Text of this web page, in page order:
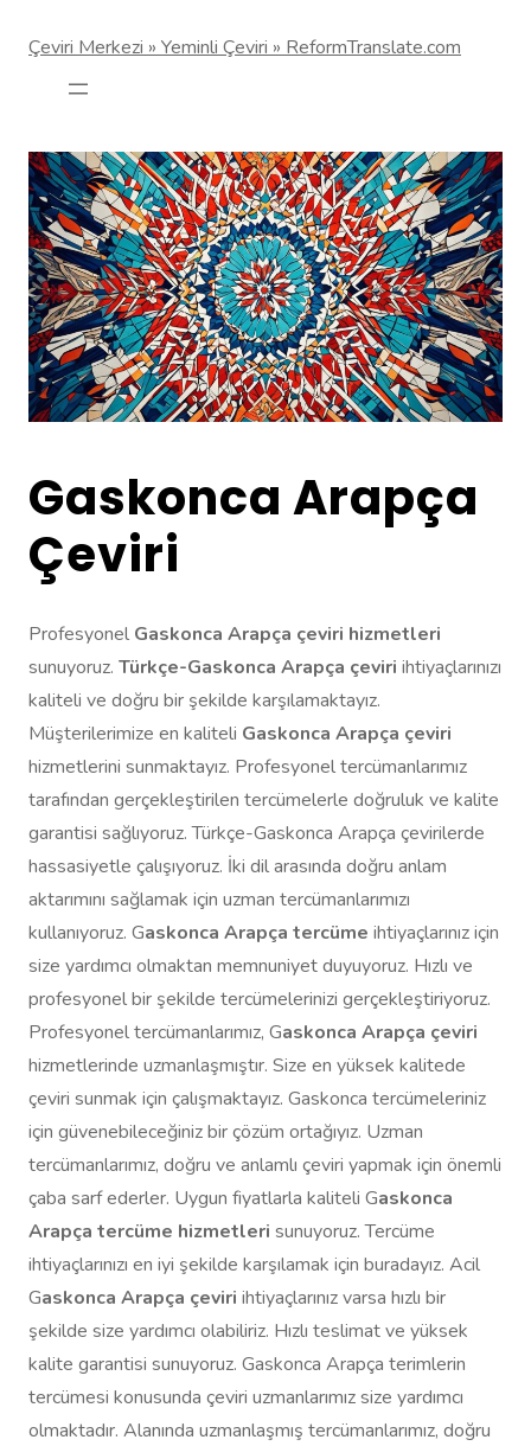
Çeviri Merkezi » Yeminli Çeviri » ReformTranslate.com
Gaskonca Arapça
Çeviri
Profesyonel Gaskonca Arapça çeviri hizmetleri
sunuyoruz. Türkçe-Gaskonca Arapça çeviri ihtiyaçlarınızı
kaliteli ve doğru bir şekilde karşılamaktayız.
Müşterilerimize en kaliteli Gaskonca Arapça çeviri
hizmetlerini sunmaktayız. Profesyonel tercümanlarımız
tarafından gerçekleştirilen tercümelerle doğruluk ve kalite
garantisi sağlıyoruz. Türkçe-Gaskonca Arapça çevirilerde
hassasiyetle çalışıyoruz. İki dil arasında doğru anlam
aktarımını sağlamak için uzman tercümanlarımızı
kullanıyoruz. Gaskonca Arapça tercüme ihtiyaçlarınız için
size yardımcı olmaktan memnuniyet duyuyoruz. Hızlı ve
profesyonel bir şekilde tercümelerinizi gerçekleştiriyoruz.
Profesyonel tercümanlarımız, Gaskonca Arapça çeviri
hizmetlerinde uzmanlaşmıştır. Size en yüksek kalitede
çeviri sunmak için çalışmaktayız. Gaskonca tercümeleriniz
için güvenebileceğiniz bir çözüm ortağıyız. Uzman
tercümanlarımız, doğru ve anlamlı çeviri yapmak için önemli
çaba sarf ederler. Uygun fiyatlarla kaliteli Gaskonca
Arapça tercüme hizmetleri sunuyoruz. Tercüme
ihtiyaçlarınızı en iyi şekilde karşılamak için buradayız. Acil
Gaskonca Arapça çeviri ihtiyaçlarınız varsa hızlı bir
şekilde size yardımcı olabiliriz. Hızlı teslimat ve yüksek
kalite garantisi sunuyoruz. Gaskonca Arapça terimlerin
tercümesi konusunda çeviri uzmanlarımız size yardımcı
olmaktadır. Alanında uzmanlaşmış tercümanlarımız, doğru